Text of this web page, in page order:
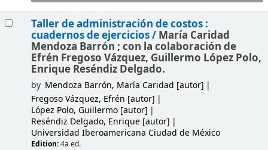
Taller de administración de costos :
cuadernos de ejercicios / María Caridad
Mendoza Barrón ; con la colaboración de
Efrén Fregoso Vázquez, Guillermo López Polo,
Enrique Reséndiz Delgado.
by Mendoza Barrón, María Caridad [autor]
Fregoso Vázquez, Efrén [autor]
López Polo, Guillermo[autor]
Reséndiz Delgado, Enrique[autor]
Universidad Iberoamericana Ciudad de México
Edition:4a ed.